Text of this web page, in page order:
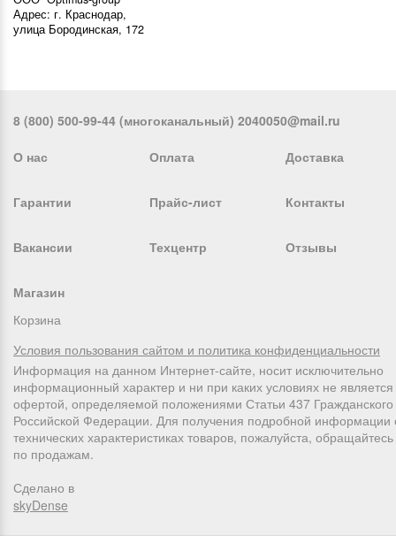
Адрес: г. Краснодар,
улица Бородинская, 172
8 (800) 500-99-44 (многоканальный) 2040050@mail.ru
О нас Оплата Доставка
Гарантии Прайс-лист Контакты
Вакансии Техцентр Отзывы
Магазин
Корзина
Условия пользования сайтом и политика конфиденциальности
Информация на данном Интернет-сайте, носит исключительно
информационный характер и ни при каких условиях не
офертой, определяемой положениями Статьи 437 Гражданского
Российской Федерации. Для получения подробной информации
технических характеристиках товаров, пожалуйста,
по продажам.
Сделано в
skyDense